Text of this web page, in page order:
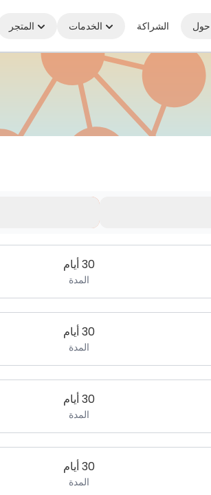
المتجر الخدمات الشراكة حول
30 أيام
المدة
30 أيام
المدة
30 أيام
المدة
30 أيام
المدة